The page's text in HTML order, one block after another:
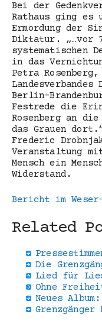
Bei der
Rathaus ging es
Ermordung der
Diktatur. „…vor
systematischen
in das
Petra
Berlin-
Festrede die
Rosenberg an
das Grauen
Frederic
Veranstaltung
Mensch ein
Widerstand.
Bericht im
Related
Die
Lied für
Ohne
Neues